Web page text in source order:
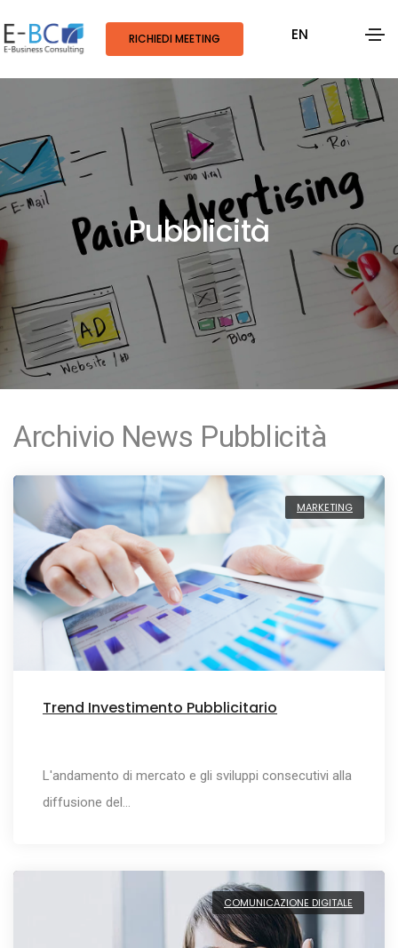
RICHIEDI MEETING EN
Pubblicità
Archivio News Pubblicità
MARKETING
Trend Investimento Pubblicitario
L'andamento di mercato e gli sviluppi consecutivi alla
diffusione del…
COMUNICAZIONE DIGITALE